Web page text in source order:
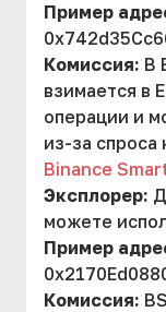
Пример
Комиссия: В
взимается в
операции и
из-за спроса
Binance
Эксплорер:
можете
Пример
Комиссия: